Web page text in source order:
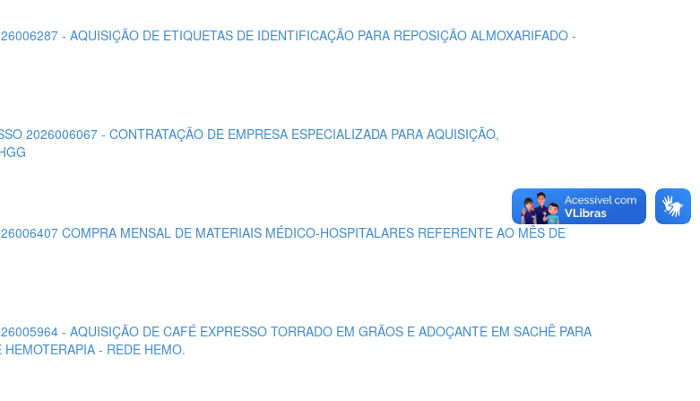
- AQUISIÇÃO DE ETIQUETAS DE IDENTIFICAÇÃO PARA REPOSIÇÃO ALMOXARIFADO -
2026006067 - CONTRATAÇÃO DE EMPRESA ESPECIALIZADA PARA AQUISIÇÃO,
COMPRA MENSAL DE MATERIAIS MÉDICO-HOSPITALARES REFERENTE AO MÊS DE
- AQUISIÇÃO DE CAFÉ EXPRESSO TORRADO EM GRÃOS E ADOÇANTE EM SACHÊ PARA
- REDE HEMO.